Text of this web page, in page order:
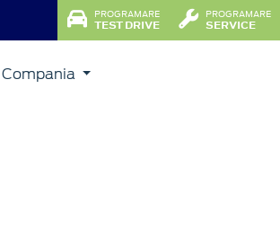
PROGRAMARE
TEST DRIVE
PROGRAMARE
SERVICE
Compania